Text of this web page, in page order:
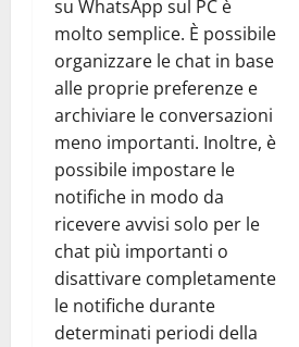
su WhatsApp sul PC è
molto semplice. È possibile
organizzare le chat in base
alle proprie preferenze e
archiviare le conversazioni
meno importanti. Inoltre, è
possibile impostare le
notifiche in modo da
ricevere avvisi solo per le
chat più importanti o
disattivare completamente
le notifiche durante
determinati periodi della